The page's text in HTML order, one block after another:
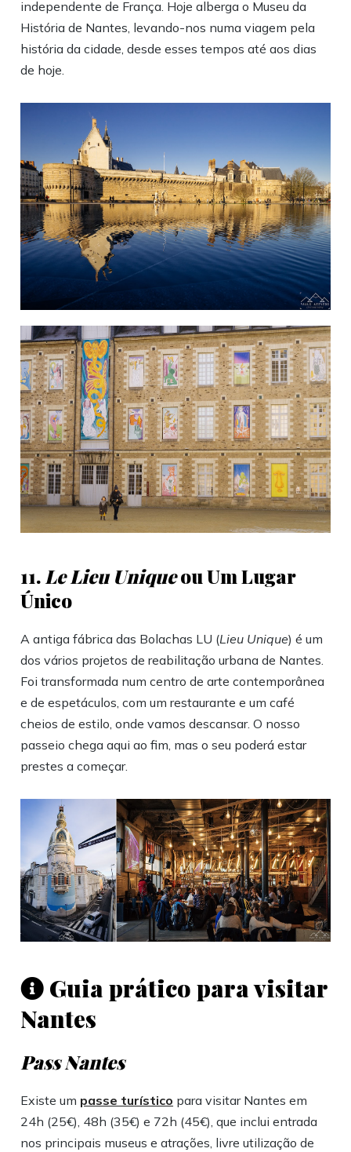
independente de França. Hoje alberga o Museu da
História de Nantes, levando-nos numa viagem pela
história da cidade, desde esses tempos até aos dias
de hoje.
11. Le Lieu Uniqueou Um Lugar
Único
A antiga fábrica das Bolachas LU (Lieu Unique) é um
dos vários projetos de reabilitação urbana de Nantes.
Foi transformada num centro de arte contemporânea
e de espetáculos, com um restaurante e um café
cheios de estilo, onde vamos descansar. O nosso
passeio chega aqui ao fim, mas o seu poderá estar
prestes a começar.
Guia prático para visitar
Nantes
Pass Nantes
Existe um passe turístico para visitar Nantes em
24h (25€), 48h (35€) e 72h (45€), que inclui entrada
nos principais museus e atrações, livre utilização de